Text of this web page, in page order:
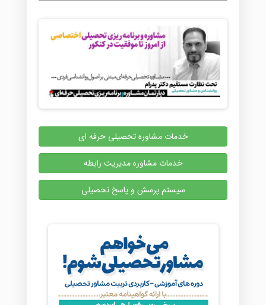
خدمات مشاوره تحصیلی حرفه ای
خدمات مشاوره مدیریت رابطه
سیستم پرسش و پاسخ تحصیلی